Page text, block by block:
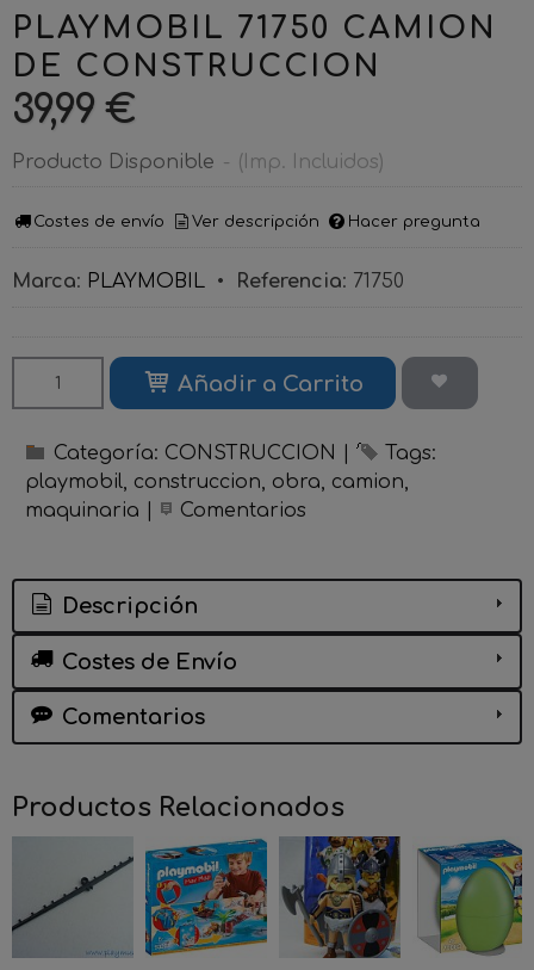
PLAYMOBIL 71750 CAMION
DE CONSTRUCCION
39,99 €
Producto Disponible - (Imp. Incluidos)
Costes de envío Ver descripción Hacer pregunta
Marca: PLAYMOBIL • Referencia: 71750
Añadir a Carrito
Categoría: CONSTRUCCION
Tags:
playmobil construccion obra
camion
maquinaria
Comentarios
Descripción
Costes de Envío
Comentarios
Productos Relacionados